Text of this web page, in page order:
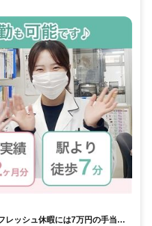
ッシュ休暇には7万円の手当支